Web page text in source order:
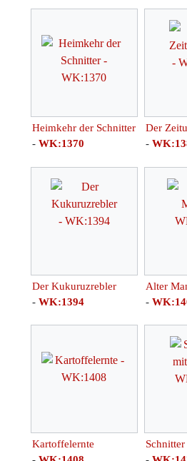
Heimkehr der Schnitter
- WK:1370
Der
-
Der Kukuruzrebler
- WK:1394
Alter
-
Kartoffelernte
Schnitter